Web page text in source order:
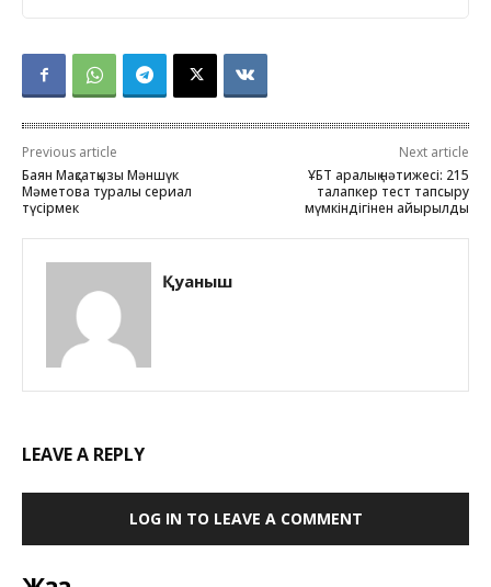
Previous article
Баян Мақсатқызы Мәншүк
Мәметова туралы сериал
түсірмек
Next article
ҰБТ аралық нәтижесі: 215
талапкер тест тапсыру
мүмкіндігінен айырылды
Қуаныш
LEAVE A REPLY
LOG IN TO LEAVE A COMMENT